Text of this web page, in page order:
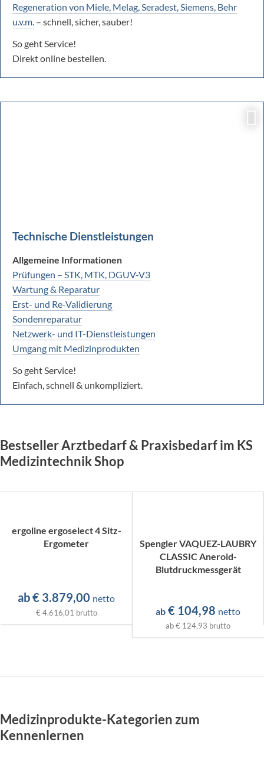
Regeneration von Miele, Melag, Seradest, Siemens, Behr
u.v.m. – schnell, sicher, sauber!
So geht Service!
Direkt online bestellen.
Technische Dienstleistungen
Allgemeine Informationen
Prüfungen – STK, MTK, DGUV-V3
Wartung & Reparatur
Erst- und Re-Validierung
Sondenreparatur
Netzwerk- und IT-Dienstleistungen
Umgang mit Medizinprodukten
So geht Service!
Einfach, schnell & unkompliziert.
Bestseller Arztbedarf & Praxisbedarf im KS
Medizintechnik Shop
ergoline ergoselect 4 Sitz-
Ergometer
ab€ 3.879,00 netto
€ 4.616,01 brutto
Spengler VAQUEZ-LAUBRY
CLASSIC Aneroid-
Blutdruckmessgerät
ab € 104,98 netto
ab€ 124,93 brutto
Medizinprodukte-Kategorien zum
Kennenlernen